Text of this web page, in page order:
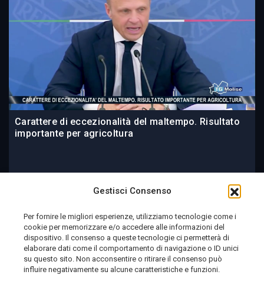
Gestisci Consenso
Per fornire le migliori esperienze, utilizziamo tecnologie come i
cookie per memorizzare e/o accedere alle informazioni del
dispositivo. Il consenso a queste tecnologie ci permetterà di
elaborare dati come il comportamento di navigazione o ID unici
su questo sito. Non acconsentire o ritirare il consenso può
influire negativamente su alcune caratteristiche e funzioni.
Carattere di eccezionalità del maltempo. Risultato
importante per agricoltura
Telemolise - reg. Tribunale di Campobasso n. 133 del
10/08/1982 - Direttore Responsabile:MANUELA
PETESCIA